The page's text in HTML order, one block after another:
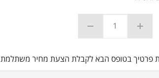
פרטיך בטופס הבא לקבלת הצעת מחיר משתלמת